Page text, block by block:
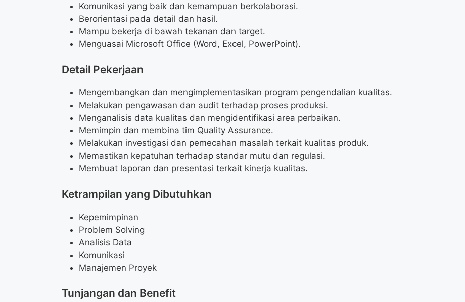
Komunikasi yang baik dan kemampuan berkolaborasi.
Berorientasi pada detail dan hasil.
Mampu bekerja di bawah tekanan dan target.
Menguasai Microsoft Office (Word, Excel, PowerPoint).
Detail Pekerjaan
Mengembangkan dan mengimplementasikan program pengendalian kualitas.
Melakukan pengawasan dan audit terhadap proses produksi.
Menganalisis data kualitas dan mengidentifikasi area perbaikan.
Memimpin dan membina tim Quality Assurance.
Melakukan investigasi dan pemecahan masalah terkait kualitas produk.
Memastikan kepatuhan terhadap standar mutu dan regulasi.
Membuat laporan dan presentasi terkait kinerja kualitas.
Ketrampilan yang Dibutuhkan
Kepemimpinan
Problem Solving
Analisis Data
Komunikasi
Manajemen Proyek
Tunjangan dan Benefit